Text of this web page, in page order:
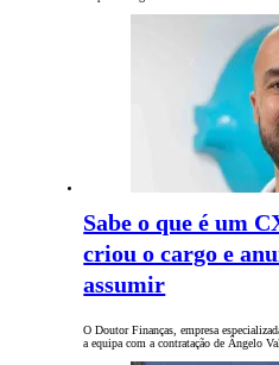
Sabe o que é um
criou o cargo e
assumir
O Doutor Finanças, empresa
a equipa com a contratação de Ângelo